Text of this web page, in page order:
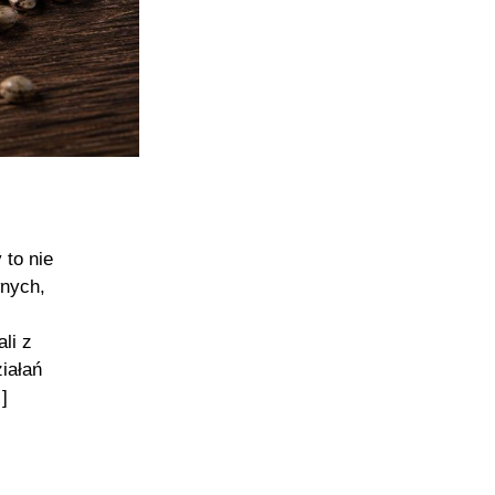
to nie
z